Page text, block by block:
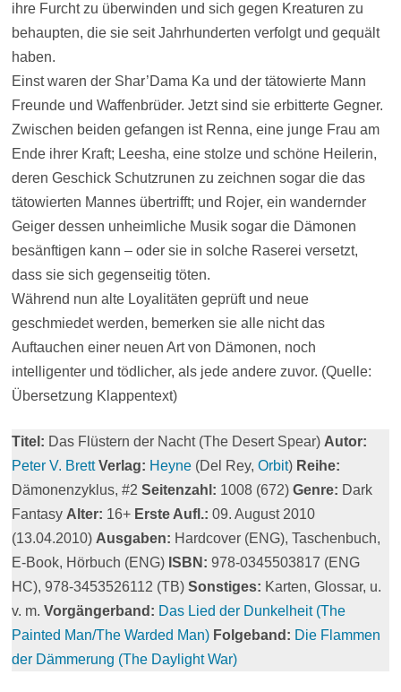
ihre Furcht zu überwinden und sich gegen Kreaturen zu
behaupten, die sie seit Jahrhunderten verfolgt und gequält
haben.
Einst waren der Shar’Dama Ka und der tätowierte Mann
Freunde und Waffenbrüder. Jetzt sind sie erbitterte Gegner.
Zwischen beiden gefangen ist Renna, eine junge Frau am
Ende ihrer Kraft; Leesha, eine stolze und schöne Heilerin,
deren Geschick Schutzrunen zu zeichnen sogar die das
tätowierten Mannes übertrifft; und Rojer, ein wandernder
Geiger dessen unheimliche Musik sogar die Dämonen
besänftigen kann – oder sie in solche Raserei versetzt,
dass sie sich gegenseitig töten.
Während nun alte Loyalitäten geprüft und neue
geschmiedet werden, bemerken sie alle nicht das
Auftauchen einer neuen Art von Dämonen, noch
intelligenter und tödlicher, als jede andere zuvor. (Quelle:
Übersetzung Klappentext)
Titel: Das Flüstern der Nacht (The Desert Spear) Autor:
Peter V. Brett Verlag: Heyne (Del Rey, Orbit) Reihe:
Dämonenzyklus, #2 Seitenzahl: 1008 (672) Genre: Dark
Fantasy Alter: 16+ Erste Aufl.: 09. August 2010
(13.04.2010) Ausgaben: Hardcover (ENG), Taschenbuch,
E-Book, Hörbuch (ENG) ISBN: 978-0345503817 (ENG
HC), 978-3453526112 (TB) Sonstiges: Karten, Glossar, u.
v. m. Vorgängerband: Das Lied der Dunkelheit (The
Painted Man/The Warded Man) Folgeband: Die Flammen
der Dämmerung (The Daylight War)